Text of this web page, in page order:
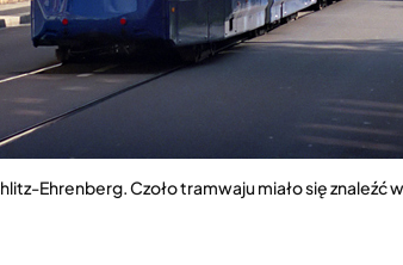
Ehrenberg. Czoło tramwaju miało się znaleźć